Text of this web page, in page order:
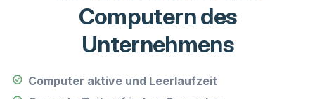
Computern des
Unternehmens
Computer aktive und Leerlaufzeit